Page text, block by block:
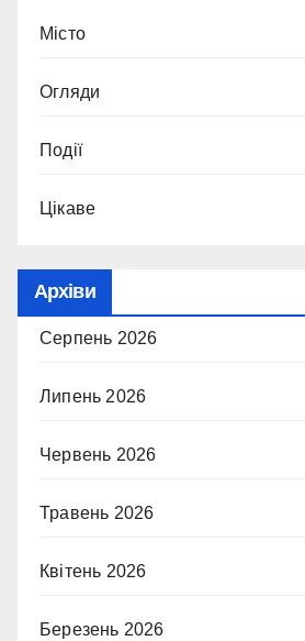
Місто
Огляди
Події
Цікаве
Архіви
Серпень 2026
Липень 2026
Червень 2026
Травень 2026
Квітень 2026
Березень 2026